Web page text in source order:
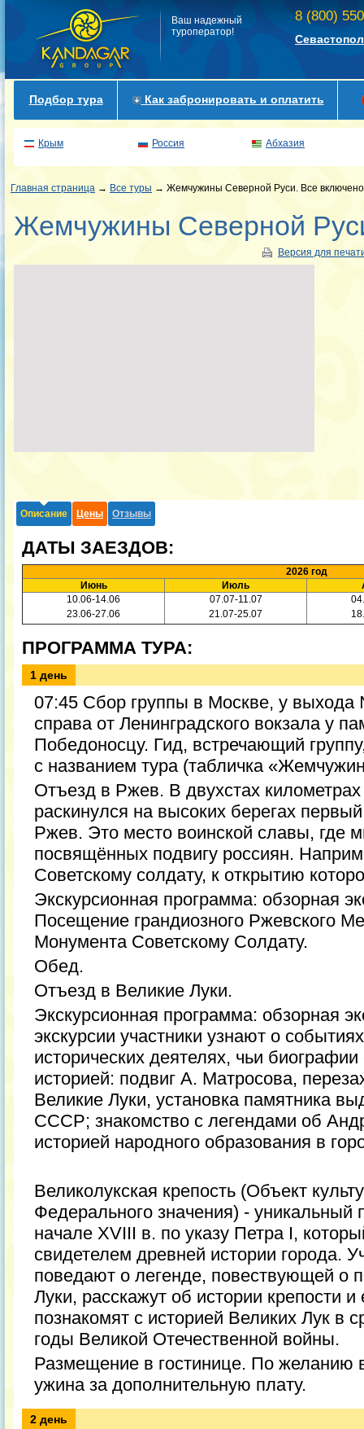
Ваш надежный
туроператор!
8 (800)
Подбор тура Как забронировать и оплатить
Крым Россия Абхазия
Главная страница → Все туры → Жемчужины Северной Руси. Все включено
Жемчужины Северной
Версия для
Описание Цены Отзывы
ДАТЫ ЗАЕЗДОВ:
2026 год
Июнь
Июль
10.06-14.06
23.06-27.06
07.07-11.07
21.07-25.07
ПРОГРАММА ТУРА:
1 день
07:45 Сбор группы в Москве, у
справа от Ленинградского вокзала у
Победоносцу. Гид, встречающий
с названием тура (табличка
Отъезд в Ржев. В двухстах километрах
раскинулся на высоких берегах
Ржев. Это место воинской славы, где
посвящённых подвигу россиян.
Советскому солдату, к открытию
Экскурсионная программа: обзорная
Посещение грандиозного Ржевского
Монумента Советскому Солдату.
Обед.
Отъезд в Великие Луки.
Экскурсионная программа: обзорная
экскурсии участники узнают о
исторических деятелях, чьи
историей: подвиг А. Матросова,
Великие Луки, установка памятника
СССР; знакомство с легендами об
историей народного образования в
Великолукская крепость (Объект
Федерального значения) - уникальный
начале ХVIII в. по указу Петра I,
свидетелем древней истории города.
поведают о легенде, повествующей о
Луки, расскажут об истории крепости и
познакомят с историей Великих Лук в
годы Великой Отечественной войны.
Размещение в гостинице. По желанию
ужина за дополнительную плату.
2 день